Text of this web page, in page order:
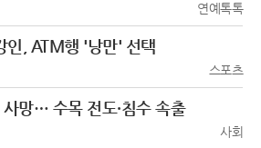
연예톡톡
인, ATM행 '낭만' 선택
스포츠
망… 수목 전도·침수 속출
사회